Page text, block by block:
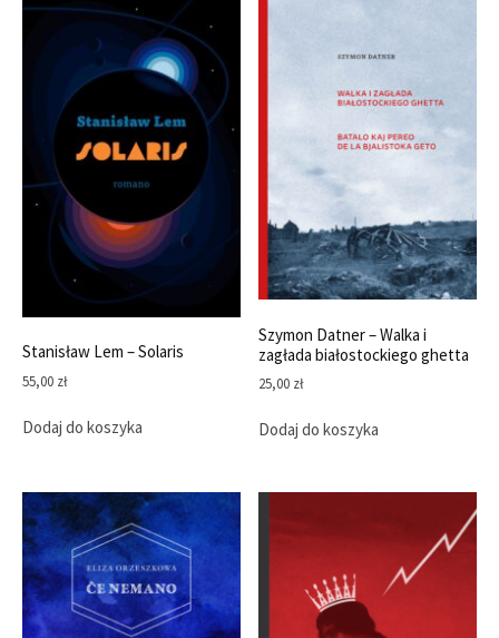
Stanisław Lem – Solaris
55,00 zł
Dodaj do koszyka
Szymon Datner – Walka i
zagłada białostockiego ghetta
25,00 zł
Dodaj do koszyka